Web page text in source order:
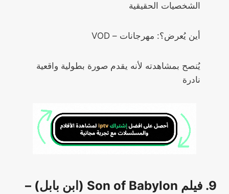
الشخصيات الحقيقية
أين يُعرض؟: مهرجانات – VOD
يُنصح بمشاهدته لأنه يقدم صورة بطولية واقعية
نادرة
9. فيلم Son of Babylon (ابن بابل) –